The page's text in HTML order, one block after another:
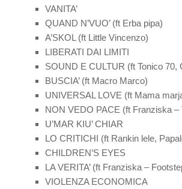
VANITA’
QUAND N’VUO’ (ft Erba pipa)
A’SKOL (ft Little Vincenzo)
LIBERATI DAI LIMITI
SOUND E CULTUR (ft Tonico 70,
BUSCIA’ (ft Macro Marco)
UNIVERSAL LOVE (ft Mama
NON VEDO PACE (ft Franziska –
U’MAR KIU’ CHIAR
LO CRITICHI (ft Rankin lele,
CHILDREN’S EYES
LA VERITA’ (ft Franziska –
VIOLENZA ECONOMICA